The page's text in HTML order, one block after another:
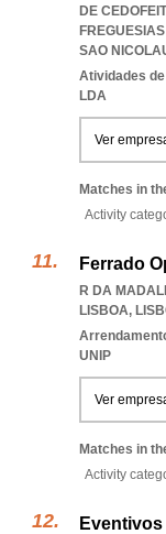
DE
SAO
Atividades
LDA
Ver
Matches in
Activity
Ferrado
R DA
LISBOA,
UNIP
Ver
Matches in
Activity